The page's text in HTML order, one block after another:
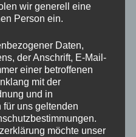
wir generell eine
Person ein.
Daten,
der Anschrift, E-Mail-
einer betroffenen
mit der
und in
für uns geltenden
möchte unser